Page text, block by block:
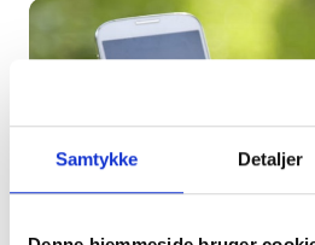
Samtykke Detaljer